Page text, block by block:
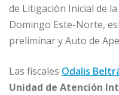
de Litigación Inicial de
Domingo Este-Norte,
preliminar y Auto de
Las fiscales Odalis
Unidad de Atención